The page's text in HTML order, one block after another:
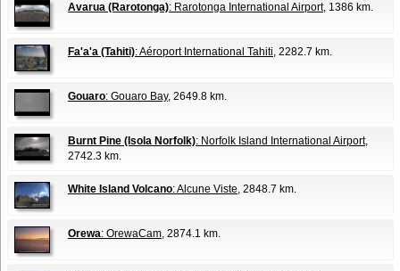
Avarua (Rarotonga): Rarotonga International Airport, 1386 km.
Fa'a'a (Tahiti): Aéroport International Tahiti, 2282.7 km.
Gouaro: Gouaro Bay, 2649.8 km.
Burnt Pine (Isola Norfolk): Norfolk Island International Airport,
2742.3 km.
White Island Volcano: Alcune Viste, 2848.7 km.
Orewa: OrewaCam, 2874.1 km.